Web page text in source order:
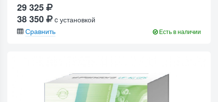
29 325
38 350
c установкой
Сравнить
Есть в наличии